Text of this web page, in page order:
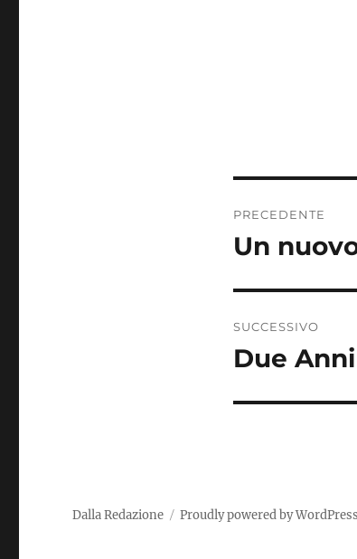
articoli
PRECEDENTE
Articolo
Un
SUCCESSIVO
Articolo
Due
Dalla Redazione Proudly powered by WordPress